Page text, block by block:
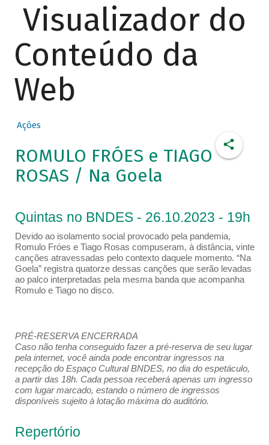
Visualizador do
Conteúdo da
Web
Ações
ROMULO FRÓES e TIAGO
ROSAS / Na Goela
Quintas no BNDES - 26.10.2023 - 19h
Devido ao isolamento social provocado pela pandemia,
Romulo Fróes e Tiago Rosas compuseram, à distância, vinte
canções atravessadas pelo contexto daquele momento. “Na
Goela” registra quatorze dessas canções que serão levadas
ao palco interpretadas pela mesma banda que acompanha
Romulo e Tiago no disco.
PRÉ-RESERVA ENCERRADA
Caso não tenha conseguido fazer a pré-reserva de seu lugar
pela internet, você ainda pode encontrar ingressos na
recepção do Espaço Cultural BNDES, no dia do espetáculo,
a partir das 18h. Cada pessoa receberá apenas um ingresso
com lugar marcado, estando o número de ingressos
disponíveis sujeito à lotação máxima do auditório.
Repertório